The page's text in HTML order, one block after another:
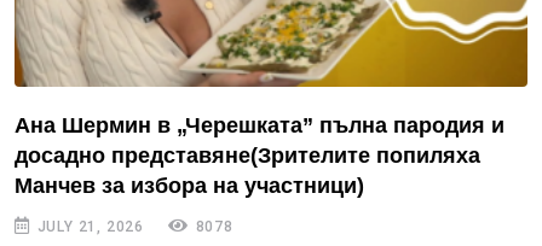
Ана Шермин в „Черешката” пълна пародия и
досадно представяне(Зрителите попиляха
Манчев за избора на участници)
JULY 21, 2026 8078